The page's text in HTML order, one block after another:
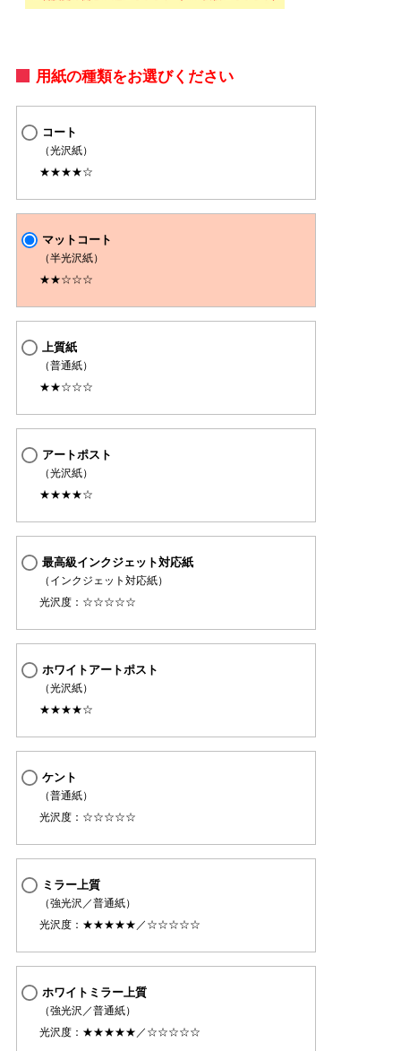
用紙の種類をお選びください
コート
（光沢紙）
★★★★☆
マットコート
（半光沢紙）
★★☆☆☆
上質紙
（普通紙）
★★☆☆☆
アートポスト
（光沢紙）
★★★★☆
最高級インクジェット対応紙
（インクジェット対応紙）
光沢度：☆☆☆☆☆
ホワイトアートポスト
（光沢紙）
★★★★☆
ケント
（普通紙）
光沢度：☆☆☆☆☆
ミラー上質
（強光沢／普通紙）
光沢度：★★★★★／☆☆☆☆☆
ホワイトミラー上質
（強光沢／普通紙）
光沢度：★★★★★／☆☆☆☆☆